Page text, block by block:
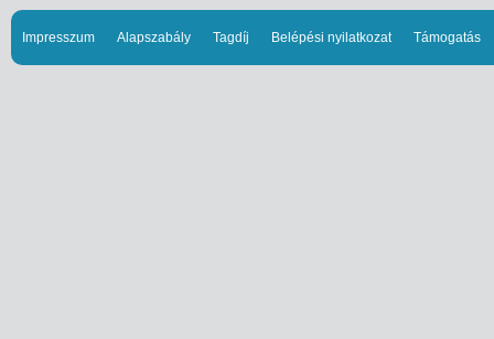
Impresszum Alapszabály Tagdíj Belépési nyilatkozat Támogatás